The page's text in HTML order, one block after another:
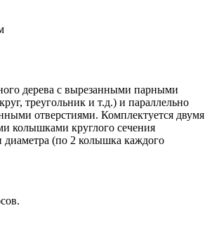
дерева с вырезанными парными
треугольник и т.д.) и параллельно
отверстиями. Комплектуется двумя
колышками круглого сечения
диаметра (по 2 колышка каждого